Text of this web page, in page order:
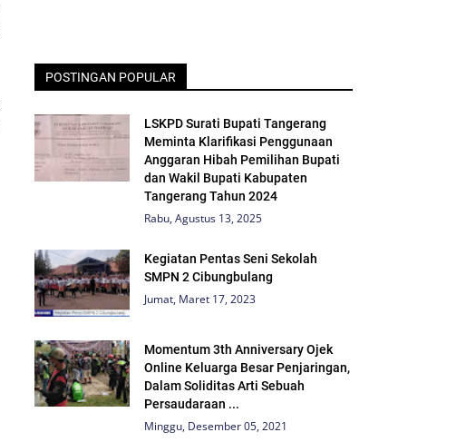
POSTINGAN POPULAR
LSKPD Surati Bupati Tangerang
Meminta Klarifikasi Penggunaan
Anggaran Hibah Pemilihan Bupati
dan Wakil Bupati Kabupaten
Tangerang Tahun 2024
Rabu, Agustus 13, 2025
Kegiatan Pentas Seni Sekolah
SMPN 2 Cibungbulang
Jumat, Maret 17, 2023
Momentum 3th Anniversary Ojek
Online Keluarga Besar Penjaringan,
Dalam Soliditas Arti Sebuah
Persaudaraan ...
Minggu, Desember 05, 2021